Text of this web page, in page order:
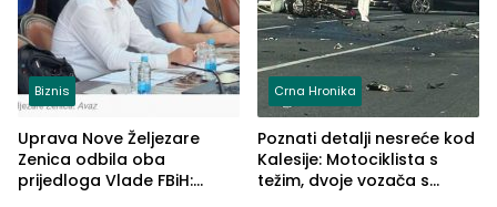
Biznis
Uprava Nove Željezare
Zenica odbila oba
prijedloga Vlade FBiH:
Crna Hronika
Poznati detalji nesreće kod
Kalesije: Motociklista s
težim, dvoje vozača s